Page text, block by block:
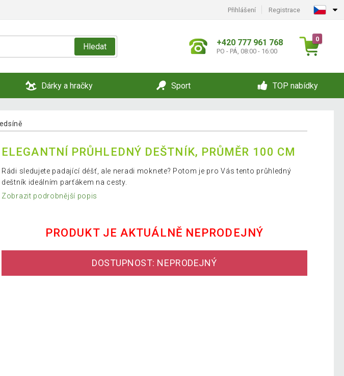
Přihlášení Registrace
Hledat +420 777 961 768
PO - PÁ, 08:00 - 16:00
0
Dárky a hračky Sport TOP nabídky
ELEGANTNÍ PRŮHLEDNÝ DEŠTNÍK, PRŮMĚR 100 CM
Rádi sledujete padající déšť, ale neradi moknete? Potom je pro Vás tento průhledný
deštník ideálním parťákem na cesty.
Zobrazit podrobnější popis
PRODUKT JE AKTUÁLNĚ NEPRODEJNÝ
DOSTUPNOST: NEPRODEJNÝ